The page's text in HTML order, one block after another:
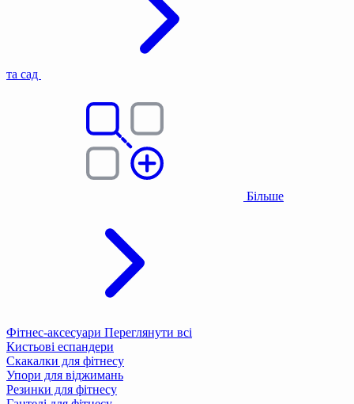
та сад
Більше
Фітнес-аксесуари Переглянути всі
Кистьові еспандери
Скакалки для фітнесу
Упори для віджимань
Резинки для фітнесу